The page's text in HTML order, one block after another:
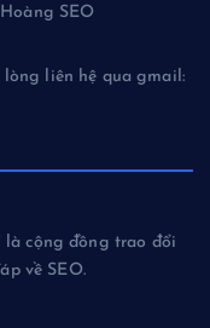
SEO
liên hệ qua gmail:
là cộng đồng trao đổi
về SEO.